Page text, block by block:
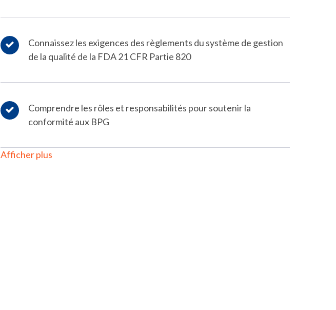
Connaissez les exigences des règlements du système de gestion
de la qualité de la FDA 21 CFR Partie 820
Comprendre les rôles et responsabilités pour soutenir la
conformité aux BPG
Afficher plus